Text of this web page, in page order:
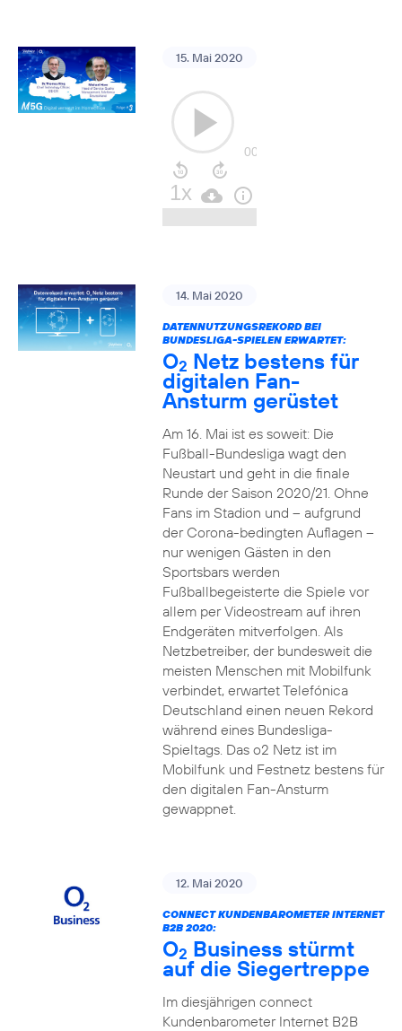
15. Mai 2020
14. Mai 2020
DATENNUTZUNGSREKORD BEI
BUNDESLIGA-SPIELEN ERWARTET:
O2 Netz bestens für
digitalen Fan-
Ansturm gerüstet
Am 16. Mai ist es soweit: Die
Fußball-Bundesliga wagt den
Neustart und geht in die finale
Runde der Saison 2020/21. Ohne
Fans im Stadion und – aufgrund
der Corona-bedingten Auflagen –
nur wenigen Gästen in den
Sportsbars werden
Fußballbegeisterte die Spiele vor
allem per Videostream auf ihren
Endgeräten mitverfolgen. Als
Netzbetreiber, der bundesweit die
meisten Menschen mit Mobilfunk
verbindet, erwartet Telefónica
Deutschland einen neuen Rekord
während eines Bundesliga-
Spieltags. Das o2 Netz ist im
Mobilfunk und Festnetz bestens für
den digitalen Fan-Ansturm
gewappnet.
12. Mai 2020
CONNECT KUNDENBAROMETER INTERNET
B2B 2020:
O2 Business stürmt
auf die Siegertreppe
Im diesjährigen connect
Kundenbarometer Internet B2B